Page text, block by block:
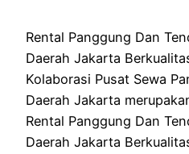
Rental Panggung Dan
Daerah Jakarta
Kolaborasi Pusat Sewa
Daerah Jakarta
Rental Panggung Dan
Daerah Jakarta